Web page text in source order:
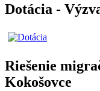
Dotácia -
Riešenie
Kokošovce